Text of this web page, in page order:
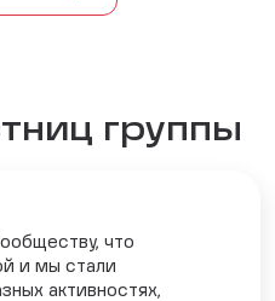
группы
что
и мы стали
активностях,